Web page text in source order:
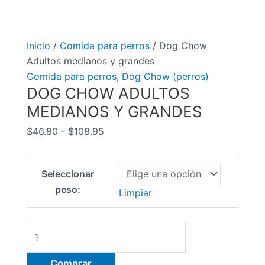
Inicio / Comida para perros/ Dog Chow
Adultos medianos y grandes
Comida para perros, Dog Chow (perros)
DOG CHOW ADULTOS
MEDIANOS Y GRANDES
$46.80 - $108.95Rango
precios:
desde
$46.80
hasta
$108.95
Seleccionar
peso:
Limpiar
Chow
Adultos